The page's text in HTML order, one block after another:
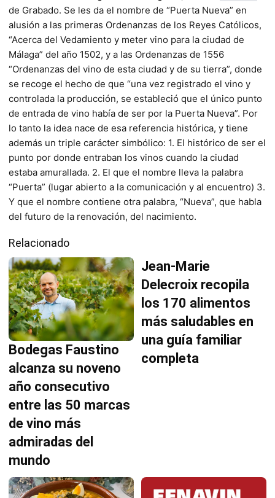
de Grabado. Se les da el nombre de “Puerta Nueva” en
alusión a las primeras Ordenanzas de los Reyes Católicos,
“Acerca del Vedamiento y meter vino para la ciudad de
Málaga” del año 1502, y a las Ordenanzas de 1556
“Ordenanzas del vino de esta ciudad y de su tierra”, donde
se recoge el hecho de que “una vez registrado el vino y
controlada la producción, se estableció que el único punto
de entrada de vino había de ser por la Puerta Nueva”. Por
lo tanto la idea nace de esa referencia histórica, y tiene
además un triple carácter simbólico: 1. El histórico de ser el
punto por donde entraban los vinos cuando la ciudad
estaba amurallada. 2. El que el nombre lleva la palabra
“Puerta” (lugar abierto a la comunicación y al encuentro) 3.
Y que el nombre contiene otra palabra, “Nueva”, que habla
del futuro de la renovación, del nacimiento.
Relacionado
Bodegas Faustino
alcanza su noveno
año consecutivo
entre las 50 marcas
de vino más
admiradas del
mundo
Jean-Marie
Delecroix recopila
los 170 alimentos
más saludables en
una guía familiar
completa